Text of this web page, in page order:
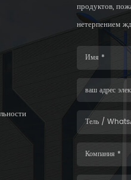
продуктов,
нетерпением